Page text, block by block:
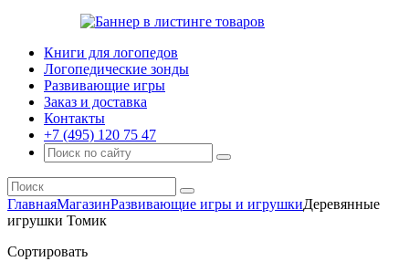
Книги для логопедов
Логопедические зонды
Развивающие игры
Заказ и доставка
Контакты
+7 (495) 120 75 47
ГлавнаяМагазинРазвивающие игры и игрушкиДеревянные
игрушки Томик
Сортировать